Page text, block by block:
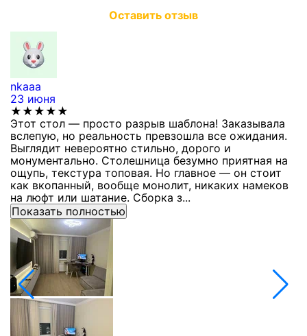
Оставить отзыв
nkaaa
23 июня
★★★★★
Этот стол — просто разрыв шаблона! Заказывала
вслепую, но реальность превзошла все ожидания.
Выглядит невероятно стильно, дорого и
монументально. Столешница безумно приятная на
ощупь, текстура топовая. Но главное — он стоит
как вкопанный, вообще монолит, никаких намеков
на люфт или шатание. Сборка з...
Показать полностью